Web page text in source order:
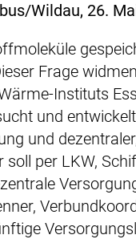
Wildau, 26.
Frage
Instituts
und
und
per LKW,